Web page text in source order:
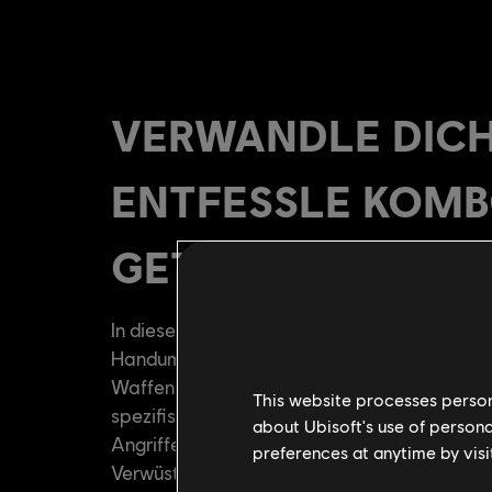
This website processes
about Ubisoft's use of
preferences at anytime by